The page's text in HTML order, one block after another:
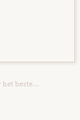
het beste…